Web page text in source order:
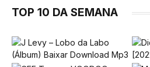
TOP 10 DA SEMANA